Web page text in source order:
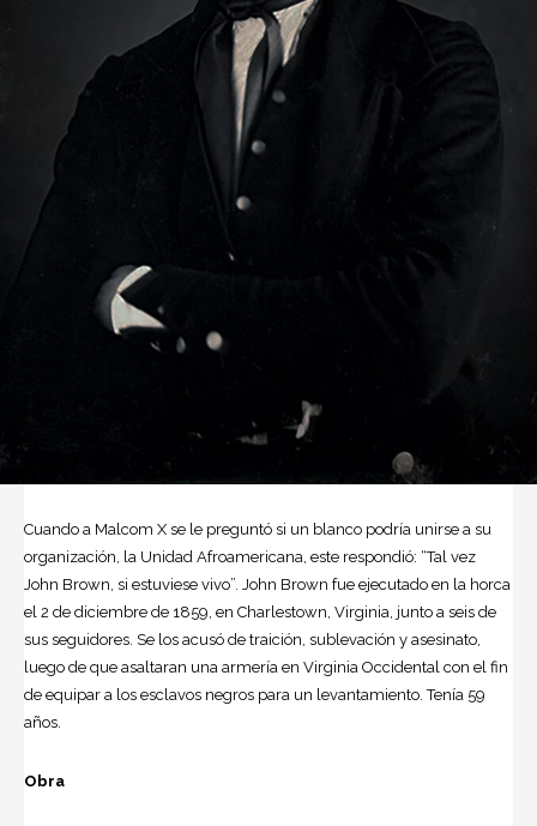
Cuando a Malcom X se le preguntó si un blanco podría unirse a su
organización, la Unidad Afroamericana, este respondió: “Tal vez
John Brown, si estuviese vivo”. John Brown fue ejecutado en la horca
el 2 de diciembre de 1859, en Charlestown, Virginia, junto a seis de
sus seguidores. Se los acusó de traición, sublevación y asesinato,
luego de que asaltaran una armería en Virginia Occidental con el fin
de equipar a los esclavos negros para un levantamiento. Tenía 59
años.
Obra